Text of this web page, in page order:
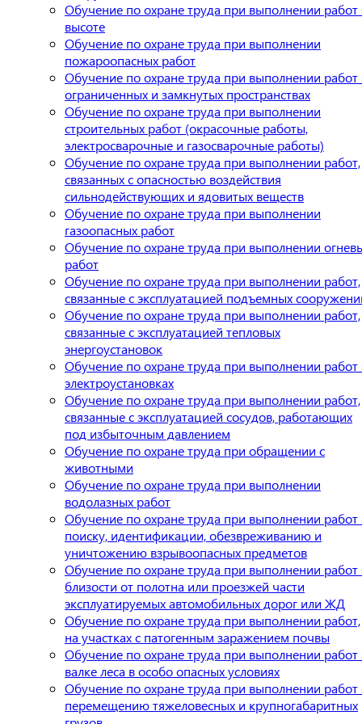
Обучение по охране труда при выполнении работ
высоте
Обучение по охране труда при выполнении
пожароопасных работ
Обучение по охране труда при выполнении работ
ограниченных и замкнутых пространствах
Обучение по охране труда при выполнении
строительных работ (окрасочные работы,
электросварочные и газосварочные работы)
Обучение по охране труда при выполнении работ,
связанных с опасностью воздействия
сильнодействующих и ядовитых веществ
Обучение по охране труда при выполнении
газоопасных работ
Обучение по охране труда при выполнении
работ
Обучение по охране труда при выполнении работ,
связанные с эксплуатацией подъемных
Обучение по охране труда при выполнении работ,
связанные с эксплуатацией тепловых
энергоустановок
Обучение по охране труда при выполнении работ
электроустановках
Обучение по охране труда при выполнении работ,
связанные с эксплуатацией сосудов, работающих
под избыточным давлением
Обучение по охране труда при обращении с
животными
Обучение по охране труда при выполнении
водолазных работ
Обучение по охране труда при выполнении работ
поиску, идентификации, обезвреживанию и
уничтожению взрывоопасных предметов
Обучение по охране труда при выполнении работ
близости от полотна или проезжей части
эксплуатируемых автомобильных дорог или ЖД
Обучение по охране труда при выполнении работ,
на участках с патогенным заражением почвы
Обучение по охране труда при выполнении работ
валке леса в особо опасных условиях
Обучение по охране труда при выполнении работ
перемещению тяжеловесных и крупногабаритных